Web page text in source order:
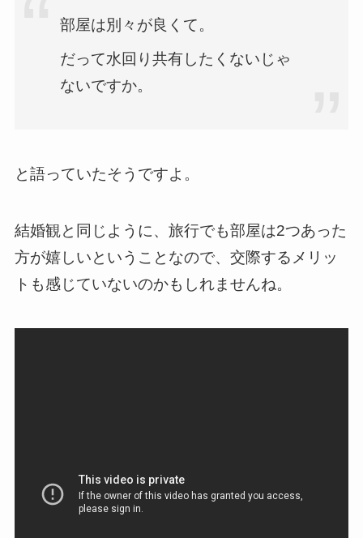
部屋は別々が良くて。
だって水回り共有したくないじゃ
ないですか。
と語っていたそうですよ。
結婚観と同じように、旅行でも部屋は2つあった
方が嬉しいということなので、交際するメリッ
トも感じていないのかもしれませんね。